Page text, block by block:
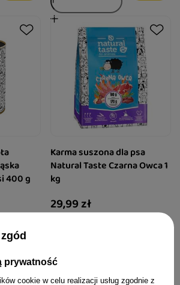
400 g
Karma suszona dla psa
Natural Taste Czarna Owca 1
kg
29,99 zł
29,99 zł / kg
prywatność
cookie w celu realizacji usług zgodnie z